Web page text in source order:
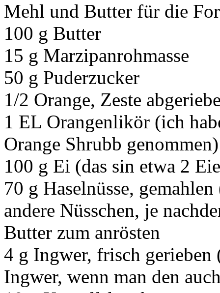
Mehl und Butter für die
100 g Butter
15 g Marzipanrohmasse
50 g Puderzucker
1/2 Orange, Zeste
1 EL Orangenlikör (ich
Orange Shrubb genommen)
100 g Ei (das sin etwa 2
70 g Haselnüsse,
andere Nüsschen, je
Butter zum anrösten
4 g Ingwer, frisch
Ingwer, wenn man den